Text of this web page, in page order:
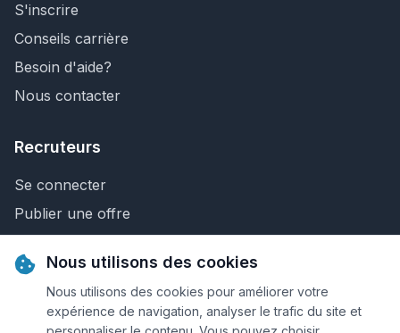
S'inscrire
Conseils carrière
Besoin d'aide?
Nous contacter
Recruteurs
Se connecter
Publier une offre
Nous contacter
Nous utilisons des cookies
Nous utilisons des cookies pour améliorer votre
expérience de navigation, analyser le trafic du site et